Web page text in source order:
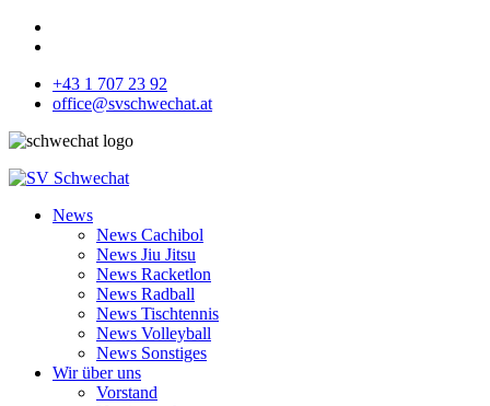
+43 1 707 23 92
office@svschwechat.at
News
News Cachibol
News Jiu Jitsu
News Racketlon
News Radball
News Tischtennis
News Volleyball
News Sonstiges
Wir über uns
Vorstand